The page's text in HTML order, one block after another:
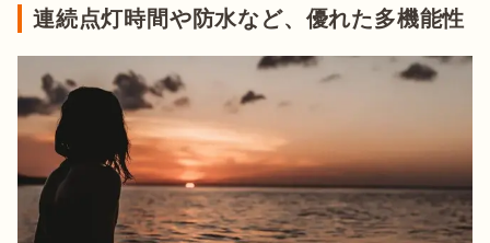
連続点灯時間や防水など、優れた多機能性